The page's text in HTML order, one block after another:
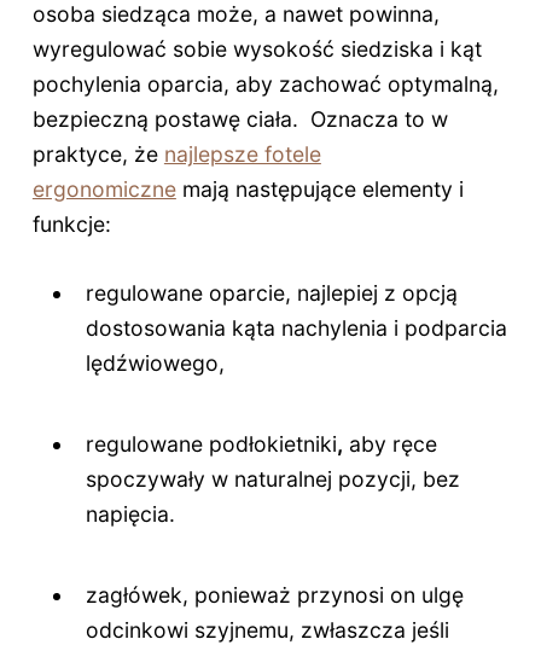
osoba siedząca może, a nawet powinna,
wyregulować sobie wysokość siedziska i kąt
pochylenia oparcia, aby zachować optymalną,
bezpieczną postawę ciała. Oznacza to w
praktyce, że najlepsze fotele
ergonomicznemają następujące elementy i
funkcje:
regulowane oparcie, najlepiej z opcją
dostosowania kąta nachylenia i podparcia
lędźwiowego,
regulowane podłokietniki, aby ręce
spoczywały w naturalnej pozycji, bez
napięcia.
zagłówek, ponieważ przynosi on ulgę
odcinkowi szyjnemu, zwłaszcza jeśli